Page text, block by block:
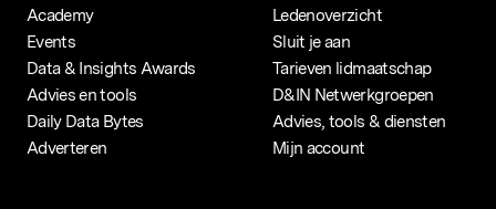
Academy
Events
Data & Insights Awards
Advies en tools
Daily Data Bytes
Adverteren
Ledenoverzicht
Sluit je aan
Tarieven lidmaatschap
D&IN Netwerkgroepen
Advies, tools & diensten
Mijn account